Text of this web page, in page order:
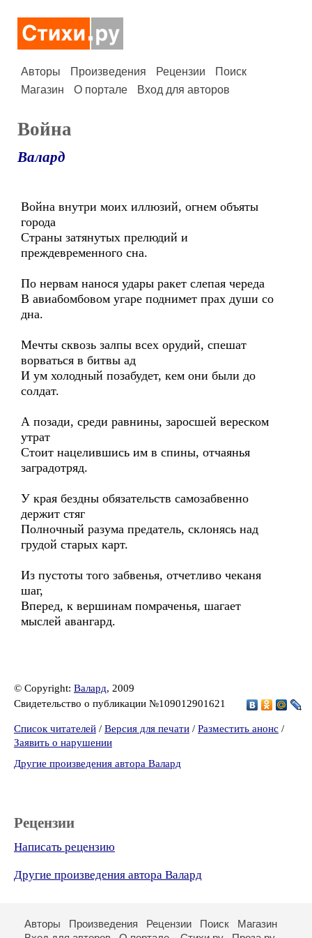
Авторы Произведения Рецензии
Поиск
Магазин
О портале Вход для авторов
Война
Валард
Война внутри моих иллюзий, огнем объяты
города
Страны затянутых прелюдий и
преждевременного сна.
По нервам нанося удары ракет слепая череда
В авиабомбовом угаре поднимет прах души со
дна.
Мечты сквозь залпы всех орудий, спешат
ворваться в битвы ад
И ум холодный позабудет, кем они были до
солдат.
А позади, среди равнины, заросшей вереском
утрат
Стоит нацелившись им в спины, отчаянья
заградотряд.
У края бездны обязательств самозабвенно
держит стяг
Полночный разума предатель, склонясь над
грудой старых карт.
Из пустоты того забвенья, отчетливо чеканя
шаг,
Вперед, к вершинам помраченья, шагает
мыслей авангард.
© Copyright: Валард, 2009
Свидетельство о публикации №109012901621
Список читателей / Версия для печати / Разместить анонс /
Заявить о нарушении
Другие произведения автора Валард
Рецензии
Написать рецензию
Другие произведения автора Валард
Авторы Произведения Рецензии Поиск
Магазин